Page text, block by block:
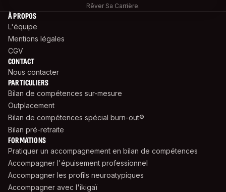
Rêver Sa Carrière.
À PROPOS
L'équipe
Mentions légales
CGV
CONTACT
Nous contacter
PARTICULIERS
Bilan de compétences sur-mesure
Outplacement
Bilan de compétences spécial burn-out®
Bilan pré-retraite
FORMATIONS
Pratiquer un accompagnement en bilan de compétences
Accompagner l'épuisement professionnel
Accompagner les profils neuroatypiques
Accompagner avec l'ikigaï